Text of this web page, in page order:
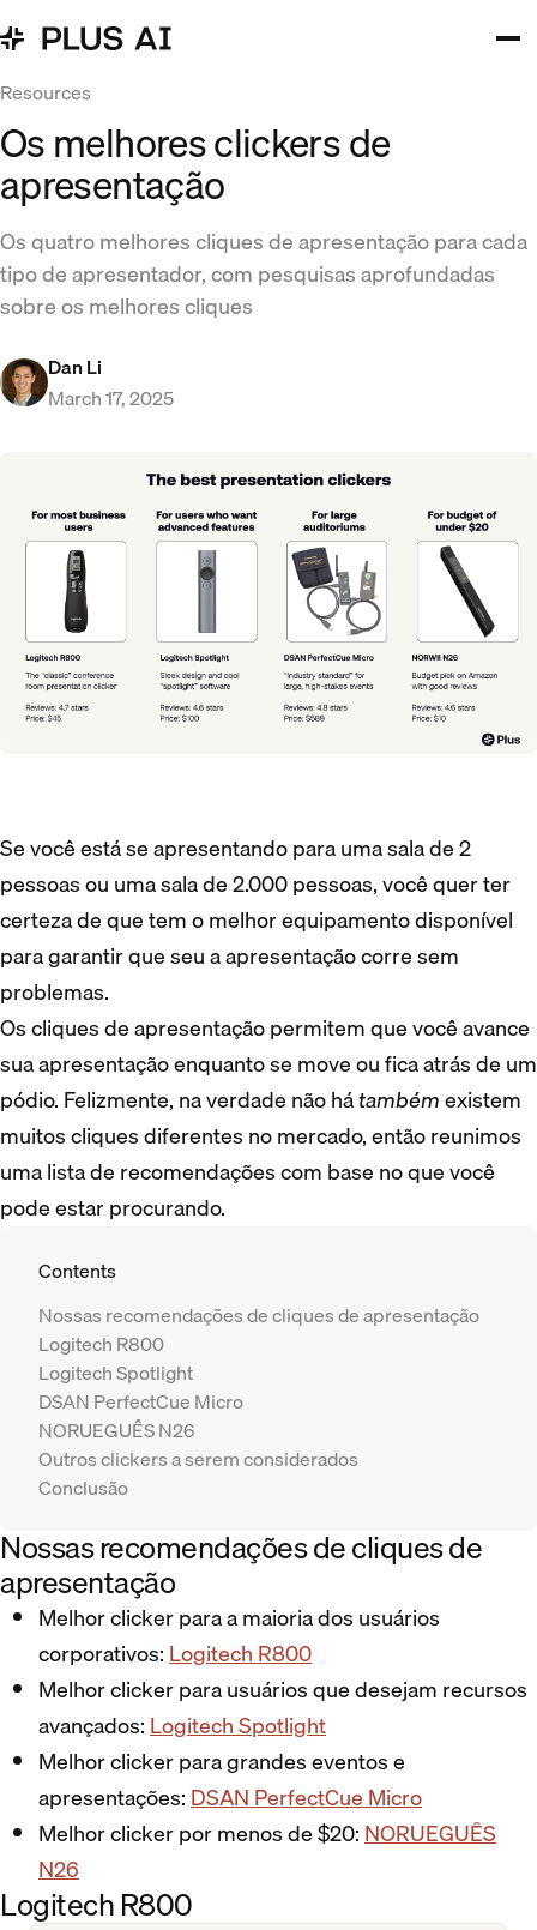
Resources
Os melhores clickers de
apresentação
Os quatro melhores cliques de apresentação para cada
tipo de apresentador, com pesquisas aprofundadas
sobre os melhores cliques
Dan Li
March 17, 2025
Se você está se apresentando para uma sala de 2
pessoas ou uma sala de 2.000 pessoas, você quer ter
certeza de que tem o melhor equipamento disponível
para garantir que seu a apresentação corre sem
problemas.
Os cliques de apresentação permitem que você avance
sua apresentação enquanto se move ou fica atrás de um
pódio. Felizmente, na verdade não hátambémexistem
muitos cliques diferentes no mercado, então reunimos
uma lista de recomendações com base no que você
pode estar procurando.
Contents
Nossas recomendações de cliques de apresentação
Logitech R800
Logitech Spotlight
DSAN PerfectCue Micro
NORUEGUÊS N26
Outros clickers a serem considerados
Conclusão
Nossas recomendações de cliques de
apresentação
Melhor clicker para a maioria dos usuários
corporativos:Logitech R800
Melhor clicker para usuários que desejam recursos
avançados:Logitech Spotlight
Melhor clicker para grandes eventos e
apresentações:DSAN PerfectCue Micro
Melhor clicker por menos de $20:NORUEGUÊS
N26
Logitech R800